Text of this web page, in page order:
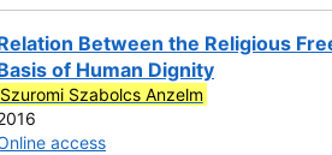
Between the Religious
of Human Dignity
Szuromi Szabolcs Anzelm
access